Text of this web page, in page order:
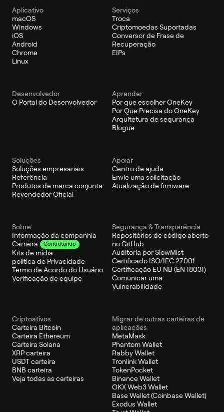
Aplicativo
macOS
Windows
iOS
Android
Chrome
Linux
Serviços
Troca
Criptomoedas Suportadas
Conversor de Frase de
Recuperação
EIPs
Desenvolvedor
O Portal do Desenvolvedor
Aprender
Por que escolher OneKey
Por Que Precisa do OneKey
Arquitetura de segurança
Blogue
Soluções
Soluções empresariais
Referência
Produtos de marca conjunta
Revendedor Oficial
Apoiar
Centro de ajuda
Envie uma solicitação
Atualização de firmware
Sobre
Informação da companhia
Carreira
Contratando
Kits de mídia
política de Privacidade
Termo de Acordo do Usuário
Verificação de equipe
Segurança & Transparência
Repositórios de código aberto
no GitHub
Auditoria por SlowMist
Certificado ISO/IEC 27001
Certificação EU NB (EN 18031)
Comunicar uma
Vulnerabilidade
Criptoativos
Carteira Bitcoin
Carteira Ethereum
Carteira Solana
XRP carteira
USDT carteira
BNB carteira
Veja todas as carteiras
Migrar de outras carteiras de
aplicações
MetaMask
Phantom Wallet
Rabby Wallet
Tronlink Wallet
TokenPocket
Binance Wallet
OKX Web3 Wallet
Base Wallet (Coinbase Wallet)
Exodus Wallet